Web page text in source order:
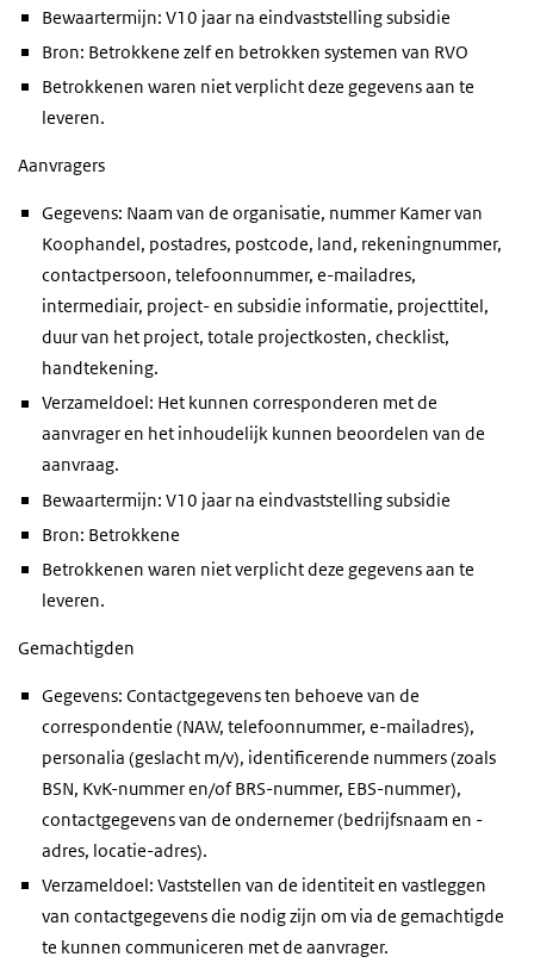
Bewaartermijn: V10 jaar na eindvaststelling subsidie
Bron: Betrokkene zelf en betrokken systemen van RVO
Betrokkenen waren niet verplicht deze gegevens aan te
leveren.
Aanvragers
Gegevens: Naam van de organisatie, nummer Kamer van
Koophandel, postadres, postcode, land, rekeningnummer,
contactpersoon, telefoonnummer, e-mailadres,
intermediair, project- en subsidie informatie, projecttitel,
duur van het project, totale projectkosten, checklist,
handtekening.
Verzameldoel: Het kunnen corresponderen met de
aanvrager en het inhoudelijk kunnen beoordelen van de
aanvraag.
Bewaartermijn: V10 jaar na eindvaststelling subsidie
Bron: Betrokkene
Betrokkenen waren niet verplicht deze gegevens aan te
leveren.
Gemachtigden
Gegevens: Contactgegevens ten behoeve van de
correspondentie (NAW, telefoonnummer, e-mailadres),
personalia (geslacht m/v), identificerende nummers (zoals
BSN, KvK-nummer en/of BRS-nummer, EBS-nummer),
contactgegevens van de ondernemer (bedrijfsnaam en -
adres, locatie-adres).
Verzameldoel: Vaststellen van de identiteit en vastleggen
van contactgegevens die nodig zijn om via de gemachtigde
te kunnen communiceren met de aanvrager.